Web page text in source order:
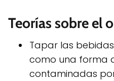
Teorías sobre el
Tapar las
como una forma
contaminadas